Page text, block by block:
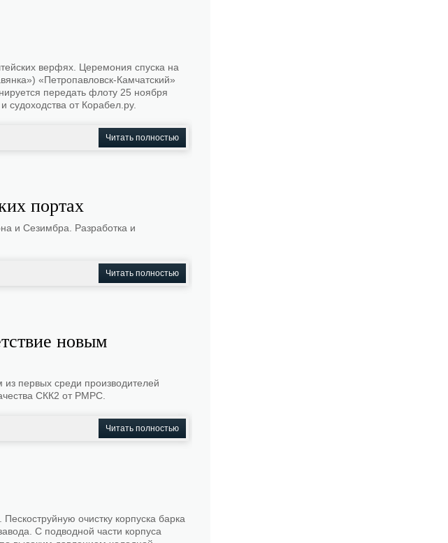
верфях. Церемония спуска на
«Петропавловск-Камчатский»
передать флоту 25 ноября
от Корабел.ру.
Читать полностью
портах
и Сезимбра. Разработка и
Читать полностью
новым
первых среди производителей
СКК2 от РМРС.
Читать полностью
очистку корпуска барка
С подводной части корпуса